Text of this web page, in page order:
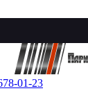
01-23